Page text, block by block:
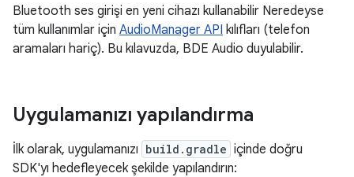
Bluetooth ses girişi en yeni cihazı kullanabilir Neredeyse
tüm kullanımlar için AudioManager API kılıfları (telefon
aramaları hariç). Bu kılavuzda, BDE Audio duyulabilir.
Uygulamanızı yapılandırma
İlk olarak, uygulamanızı build.gradle içinde doğru
SDK'yı hedefleyecek şekilde yapılandırın: